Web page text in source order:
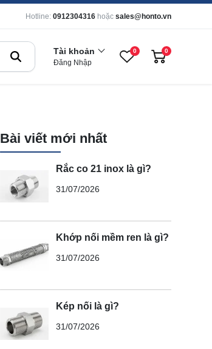
Hotline: 0912304316 hoặc sales@honto.vn
Tài khoản
Đăng Nhập
0 0
Bài viết mới nhất
Rắc co 21 inox là gì?
31/07/2026
Khớp nối mềm ren là gì?
31/07/2026
Kép nối là gì?
31/07/2026